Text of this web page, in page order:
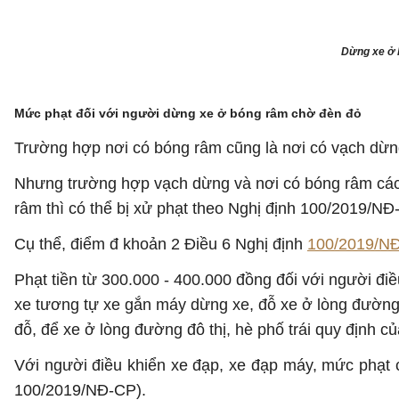
Dừng xe ở
Mức phạt đối với người dừng xe ở bóng râm chờ đèn đỏ
Trường hợp nơi có bóng râm cũng là nơi có vạch
Nhưng trường hợp vạch dừng và nơi có bóng râm
râm thì có thể bị xử phạt theo Nghị định 100/2019/
Cụ thể, điểm đ khoản 2 Điều 6 Nghị định 100/2019/
Phạt tiền từ 300.000 - 400.000 đồng đối với người
xe tương tự xe gắn máy dừng xe, đỗ xe ở lòng
đỗ, để xe ở lòng đường đô thị, hè phố trái quy định
Với người điều khiển xe đạp, xe đạp máy, mức
100/2019/NĐ-CP).